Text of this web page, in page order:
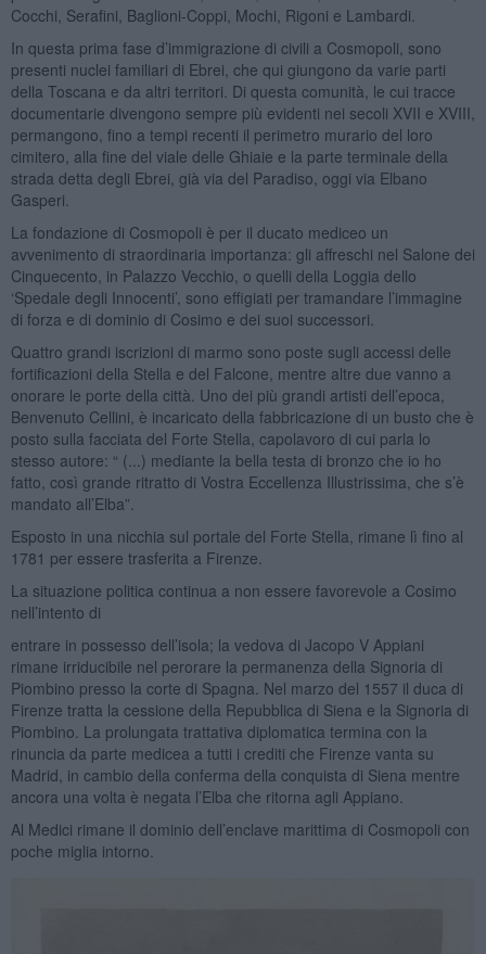
Cocchi, Serafini, Baglioni-Coppi, Mochi, Rigoni e Lambardi.
In questa prima fase d’immigrazione di civili a Cosmopoli, sono
presenti nuclei familiari di Ebrei, che qui giungono da varie parti
della Toscana e da altri territori. Di questa comunità, le cui tracce
documentarie divengono sempre più evidenti nei secoli XVII e XVIII,
permangono, fino a tempi recenti il perimetro murario del loro
cimitero, alla fine del viale delle Ghiaie e la parte terminale della
strada detta degli Ebrei, già via del Paradiso, oggi via Elbano
Gasperi.
La fondazione di Cosmopoli è per il ducato mediceo un
avvenimento di straordinaria importanza: gli affreschi nel Salone dei
Cinquecento, in Palazzo Vecchio, o quelli della Loggia dello
‘Spedale degli Innocenti’, sono effigiati per tramandare l’immagine
di forza e di dominio di Cosimo e dei suoi successori.
Quattro grandi iscrizioni di marmo sono poste sugli accessi delle
fortificazioni della Stella e del Falcone, mentre altre due vanno a
onorare le porte della città. Uno dei più grandi artisti dell’epoca,
Benvenuto Cellini, è incaricato della fabbricazione di un busto che è
posto sulla facciata del Forte Stella, capolavoro di cui parla lo
stesso autore: “ (...) mediante la bella testa di bronzo che io ho
fatto, così grande ritratto di Vostra Eccellenza Illustrissima, che s’è
mandato all’Elba”.
Esposto in una nicchia sul portale del Forte Stella, rimane lì fino al
1781 per essere trasferita a Firenze.
La situazione politica continua a non essere favorevole a Cosimo
nell’intento di
entrare in possesso dell’isola; la vedova di Jacopo V Appiani
rimane irriducibile nel perorare la permanenza della Signoria di
Piombino presso la corte di Spagna. Nel marzo del 1557 il duca di
Firenze tratta la cessione della Repubblica di Siena e la Signoria di
Piombino. La prolungata trattativa diplomatica termina con la
rinuncia da parte medicea a tutti i crediti che Firenze vanta su
Madrid, in cambio della conferma della conquista di Siena mentre
ancora una volta è negata l’Elba che ritorna agli Appiano.
Al Medici rimane il dominio dell’enclave marittima di Cosmopoli con
poche miglia intorno.